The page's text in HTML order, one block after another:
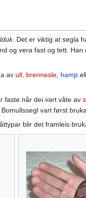
. Det er viktig at segla
og vera fast og tett.
av ull brennesle hamp
faste når dei vart våte av
vart først
blir det framleis